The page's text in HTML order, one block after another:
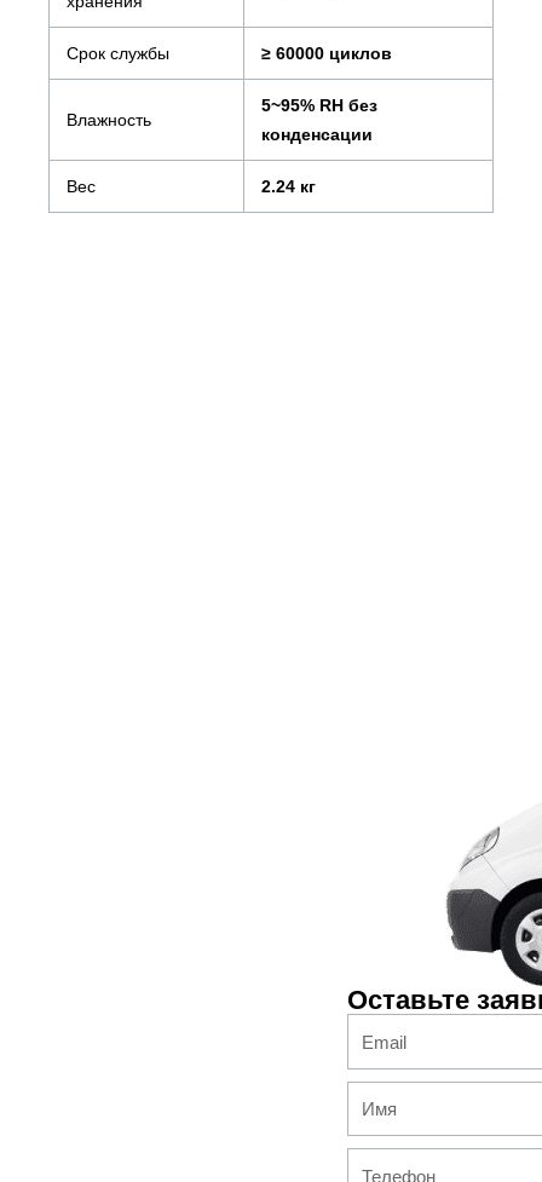
Срок службы ≥ 60000 циклов
Влажность
5~95% RH без
конденсации
Вес 2.24 кг
Оставьте